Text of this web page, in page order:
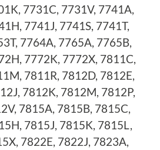
7731C, 7731V, 7741A,
7741J, 7741S, 7741T,
7764A, 7765A, 7765B,
7772K, 7772X, 7811C,
7811R, 7812D, 7812E,
7812K, 7812M, 7812P,
7815A, 7815B, 7815C,
7815J, 7815K, 7815L,
7822E, 7822J, 7823A,